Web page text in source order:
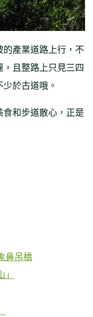
產業道路上行，不
且整路上只見三四
於古道哦。
和步道散心，正是
鼻吊橋